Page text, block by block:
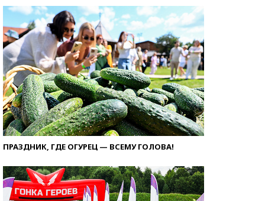
ПРАЗДНИК, ГДЕ ОГУРЕЦ — ВСЕМУ ГОЛОВА!